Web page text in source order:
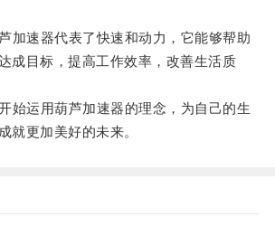
速器代表了快速和动力，它能够帮助
成目标，提高工作效率，改善生活质
运用葫芦加速器的理念，为自己的生
就更加美好的未来。